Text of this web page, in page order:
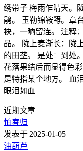
绣带子 梅雨乍晴天。
鹃。 玉勒锦鞍鞯。章
袂，一晌留连。 注释
品。 陇上麦渐长：陇
的田垄。 是处：到处
花落果结后而显得色
是特指某个地方。 血
眼泪如血
近期文章
怕春归
发表于 2025-01-05
油葫芦